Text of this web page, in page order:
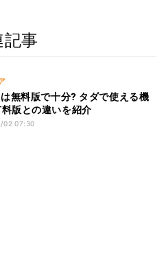
事
無料版で十分? タダで使える機
版との違いを紹介
02 07:30